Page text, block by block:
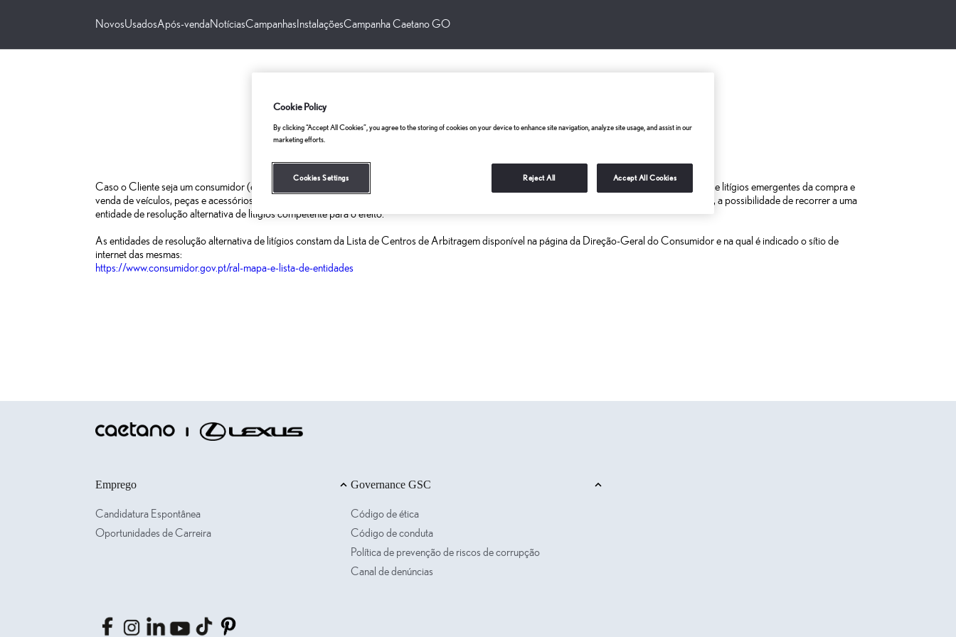
NovosUsadosApós-vendaNotíciasCampanhas InstalaçõesCampanha Caetano GO
Caso o Cliente seja um consumidor (ou seja, caso compre o bem/contrate a prestação de serviços para efeitos não profissionais), para a resolução de litígios emergentes da compra e
venda de veículos, peças e acessórios, bem como sua reparação, até ao montante de 5.000 euros (inclusive), o Cliente tem, por determinação da lei, a possibilidade de recorrer a uma
entidade de resolução alternativa de litígios competente para o efeito.
As entidades de resolução alternativa de litígios constam da Lista de Centros de Arbitragem disponível na página da Direção-Geral do Consumidor e na qual é indicado o sítio de
internet das mesmas:
https://www.consumidor.gov.pt/ral-mapa-e-lista-de-entidades
Emprego
Candidatura Espontânea
Oportunidades de Carreira
Governance GSC
Código de ética
Código de conduta
Política de prevenção de riscos de corrupção
Canal de denúncias
Cookie Policy
By clicking “Accept All Cookies”, you agree to the storing of cookies on your device to enhance site navigation, analyze site usage, and assist in our
marketing efforts.
Cookies Settings Reject All Accept All Cookies